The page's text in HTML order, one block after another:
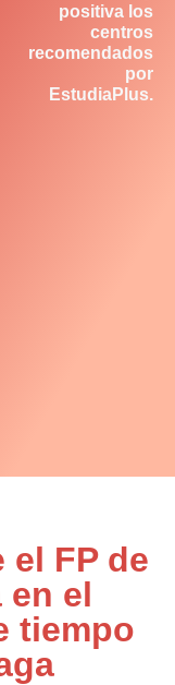
positiva los
centros
recomendados
por
EstudiaPlus.
FP de
en el
tiempo